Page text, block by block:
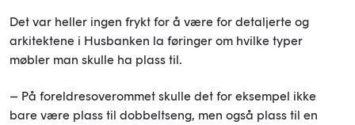
Det var heller ingen frykt for å være for detaljerte og
arkitektene i Husbanken la føringer om hvilke typer
møbler man skulle ha plass til.
– På foreldresoverommet skulle det for eksempel ikke
bare være plass til dobbeltseng, men også plass til en